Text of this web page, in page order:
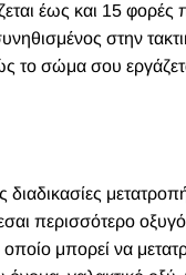
έως και 15
στην
το σώμα σου
περισσότερο
μπορεί να